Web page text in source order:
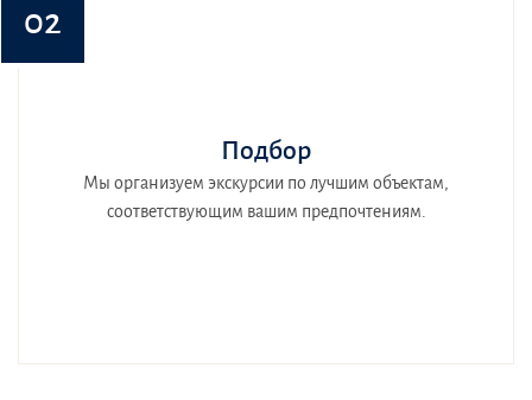
02
Подбор
Мы организуем экскурсии по лучшим объектам,
соответствующим вашим предпочтениям.